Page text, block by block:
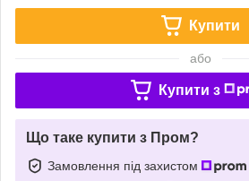
Купити
або
Купити з
Що таке купити з Пром?
Замовлення під захистом